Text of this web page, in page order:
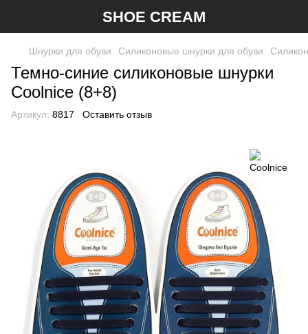
SHOE CREAM
Шнурки для обуви Силиконовые шнурки для обуви
Темно-синие силиконовые шнурки
Coolnice (8+8)
Артикул: 8817 Оставить отзыв